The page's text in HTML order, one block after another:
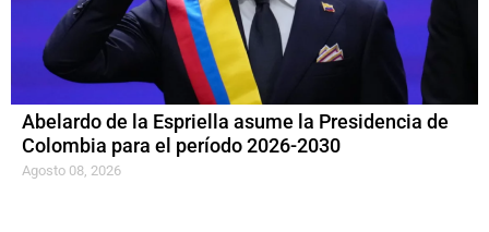
Abelardo de la Espriella asume la Presidencia de
Colombia para el período 2026-2030
Agosto 08, 2026